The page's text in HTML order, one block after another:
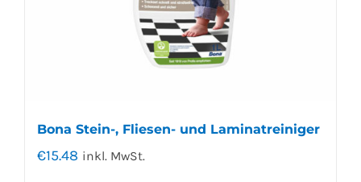
Bona Stein-, Fliesen- und Laminatreiniger
€15.48 inkl. MwSt.